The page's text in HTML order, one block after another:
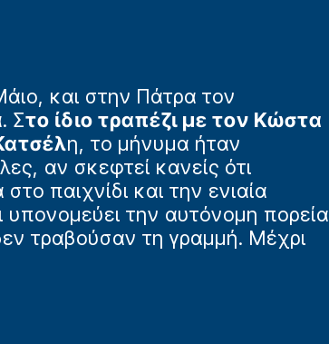
και στην Πάτρα τον
Στο ίδιο τραπέζι με τον Κώστα
η, το μήνυμα ήταν
αν σκεφτεί κανείς ότι
παιχνίδι και την ενιαία
την αυτόνομη πορεία
τραβούσαν τη γραμμή. Μέχρι